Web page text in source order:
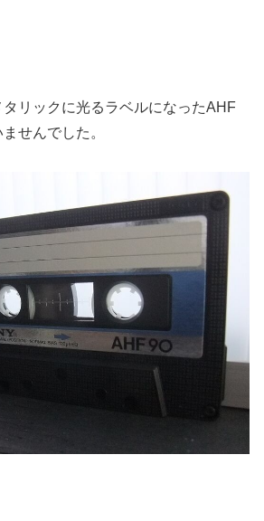
リックに光るラベルになったAHF
せんでした。